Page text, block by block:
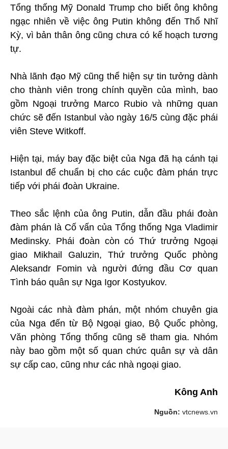
Tổng thống Mỹ Donald Trump cho biết ông không
ngạc nhiên về việc ông Putin không đến Thổ Nhĩ
Kỳ, vì bản thân ông cũng chưa có kế hoạch tương
tự.
Nhà lãnh đạo Mỹ cũng thể hiện sự tin tưởng dành
cho thành viên trong chính quyền của mình, bao
gồm Ngoại trưởng Marco Rubio và những quan
chức sẽ đến Istanbul vào ngày 16/5 cùng đặc phái
viên Steve Witkoff.
Hiện tại, máy bay đặc biệt của Nga đã hạ cánh tại
Istanbul để chuẩn bị cho các cuộc đàm phán trực
tiếp với phái đoàn Ukraine.
Theo sắc lệnh của ông Putin, dẫn đầu phái đoàn
đàm phán là Cố vấn của Tổng thống Nga Vladimir
Medinsky. Phái đoàn còn có Thứ trưởng Ngoại
giao Mikhail Galuzin, Thứ trưởng Quốc phòng
Aleksandr Fomin và người đứng đầu Cơ quan
Tình báo quân sự Nga Igor Kostyukov.
Ngoài các nhà đàm phán, một nhóm chuyên gia
của Nga đến từ Bộ Ngoại giao, Bộ Quốc phòng,
Văn phòng Tổng thống cũng sẽ tham gia. Nhóm
này bao gồm một số quan chức quân sự và dân
sự cấp cao, cũng như các nhà ngoại giao.
Kông Anh
Nguồn: vtcnews.vn